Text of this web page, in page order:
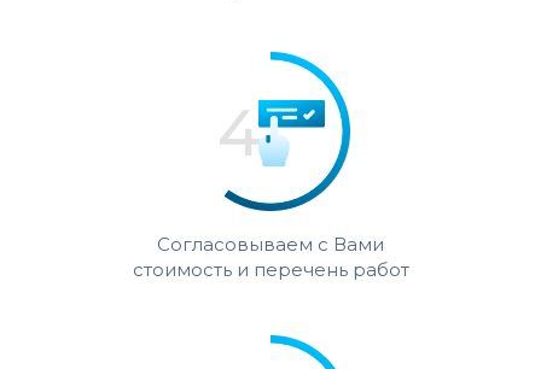
Согласовываем с Вами
стоимость и перечень работ